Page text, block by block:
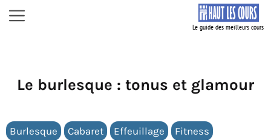
Aller
au
Menu
Le burlesque : tonus et glamour
Burlesque Cabaret Effeuillage Fitness